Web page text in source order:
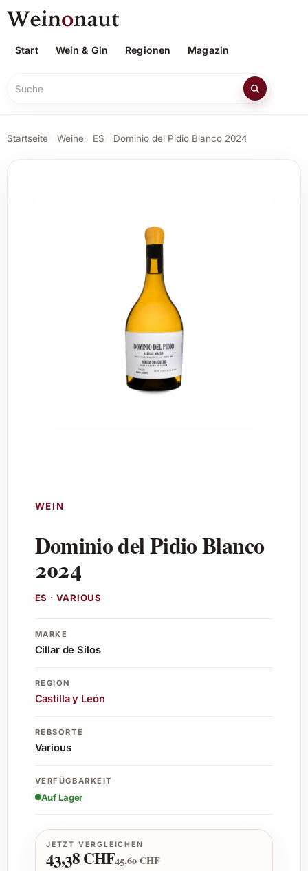
Start Wein & Gin Regionen Magazin
Suche
Startseite Weine ES Dominio del Pidio Blanco 2024
WEIN
Dominio del Pidio Blanco
2024
ES · VARIOUS
MARKE
Cillar de Silos
REGION
Castilla y León
REBSORTE
Various
VERFÜGBARKEIT
Auf Lager
JETZT VERGLEICHEN
43,38 CHF45,60 CHF